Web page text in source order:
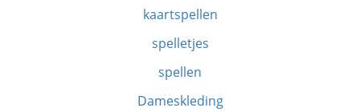
kaartspellen
spelletjes
spellen
Dameskleding